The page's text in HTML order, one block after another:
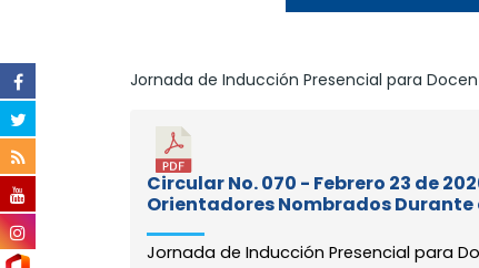
Jornada de Inducción Presencial para
Circular No. 070 - Febrero 23 de
Orientadores Nombrados Durante
Jornada de Inducción Presencial para